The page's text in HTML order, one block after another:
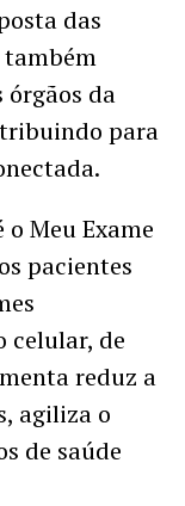
das
também
da
para
Meu Exame
pacientes
celular, de
reduz a
agiliza o
de saúde